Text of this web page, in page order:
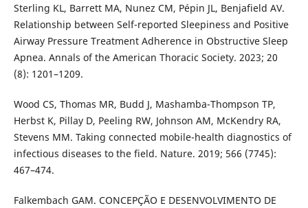
Sterling KL, Barrett MA, Nunez CM, Pépin JL, Benjafield AV.
Relationship between Self-reported Sleepiness and Positive
Airway Pressure Treatment Adherence in Obstructive Sleep
Apnea. Annals of the American Thoracic Society. 2023; 20
(8): 1201–1209.
Wood CS, Thomas MR, Budd J, Mashamba-Thompson TP,
Herbst K, Pillay D, Peeling RW, Johnson AM, McKendry RA,
Stevens MM. Taking connected mobile-health diagnostics of
infectious diseases to the field. Nature. 2019; 566 (7745):
467–474.
Falkembach GAM. CONCEPÇÃO E DESENVOLVIMENTO DE